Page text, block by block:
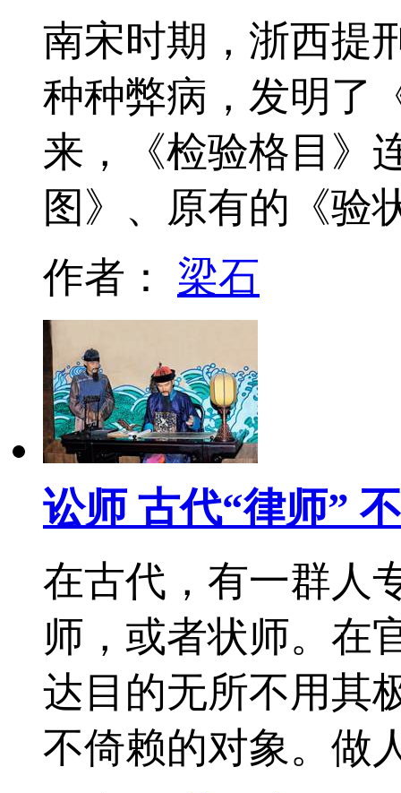
南宋时期，浙西提
种种弊病，发明了
来，《检验格目》
图》、原有的《
作者： 梁石
讼师 古代“律师”
在古代，有一群人
师，或者状师。在
达目的无所不用其
不倚赖的对象。